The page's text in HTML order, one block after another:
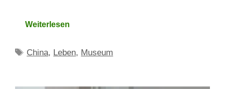
Weiterlesen
Schlagwörter
China, Leben, Museum